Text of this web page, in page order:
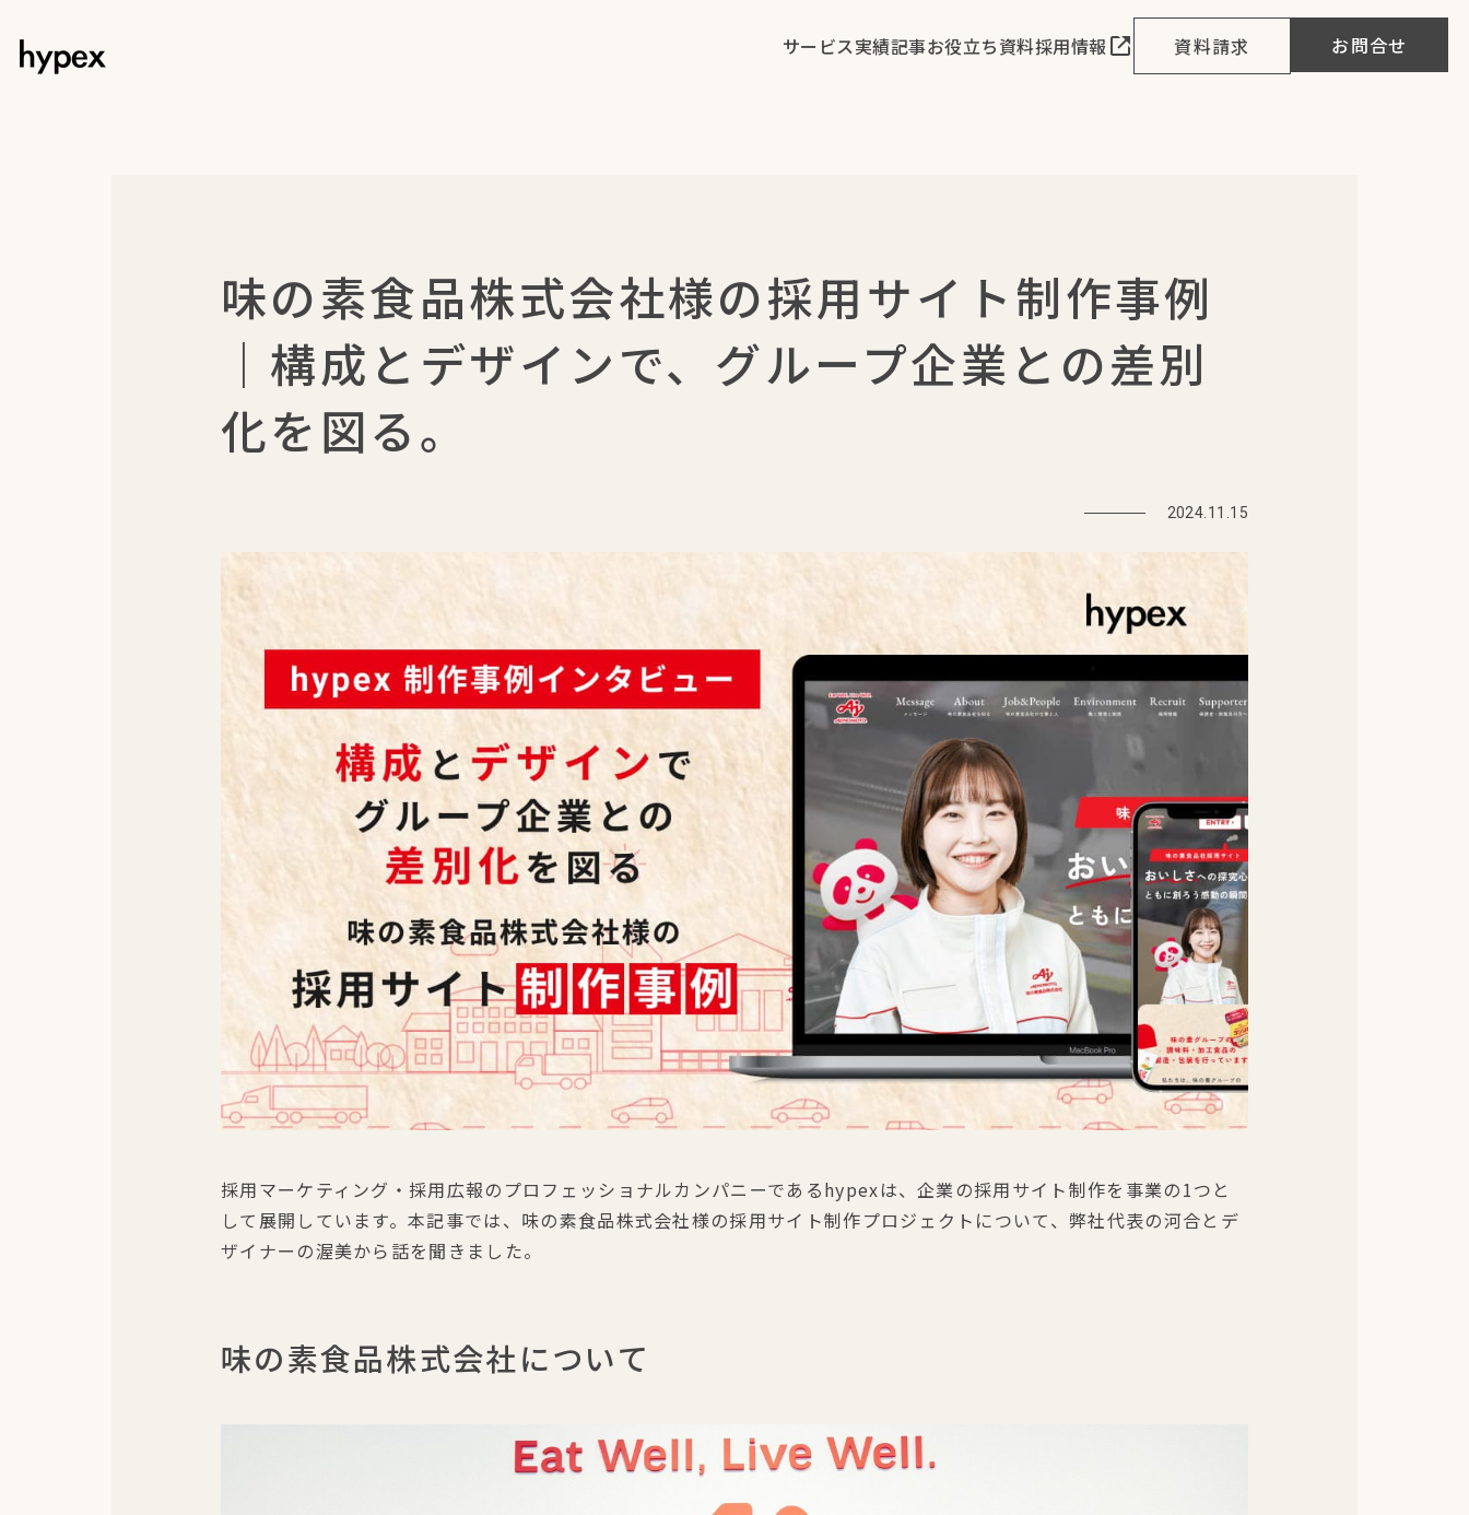
サービス実績記事お役立ち資料採用情報 資料請求 お問合せ
味の素食品株式会社様の採用サイト制作事例
｜構成とデザインで、グループ企業との差別
化を図る。
2024.11.15
採用マーケティング・採用広報のプロフェッショナルカンパニーであるhypexは、企業の採用サイト制作を事業の1つと
して展開しています。本記事では、味の素食品株式会社様の採用サイト制作プロジェクトについて、弊社代表の河合とデ
ザイナーの渥美から話を聞きました。
味の素食品株式会社について